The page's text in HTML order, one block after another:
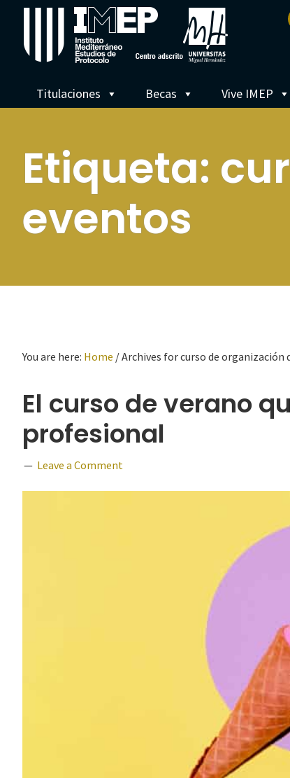
Titulaciones Becas Vive IMEP
Etiqueta:
eventos
You are here: Home /Archives for curso de organización
El curso de verano
profesional
Leave a Comment